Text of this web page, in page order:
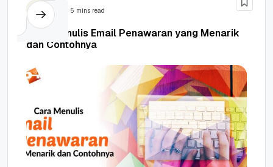
5 mins read
Cara Menulis Email Penawaran yang Menarik
dan Contohnya